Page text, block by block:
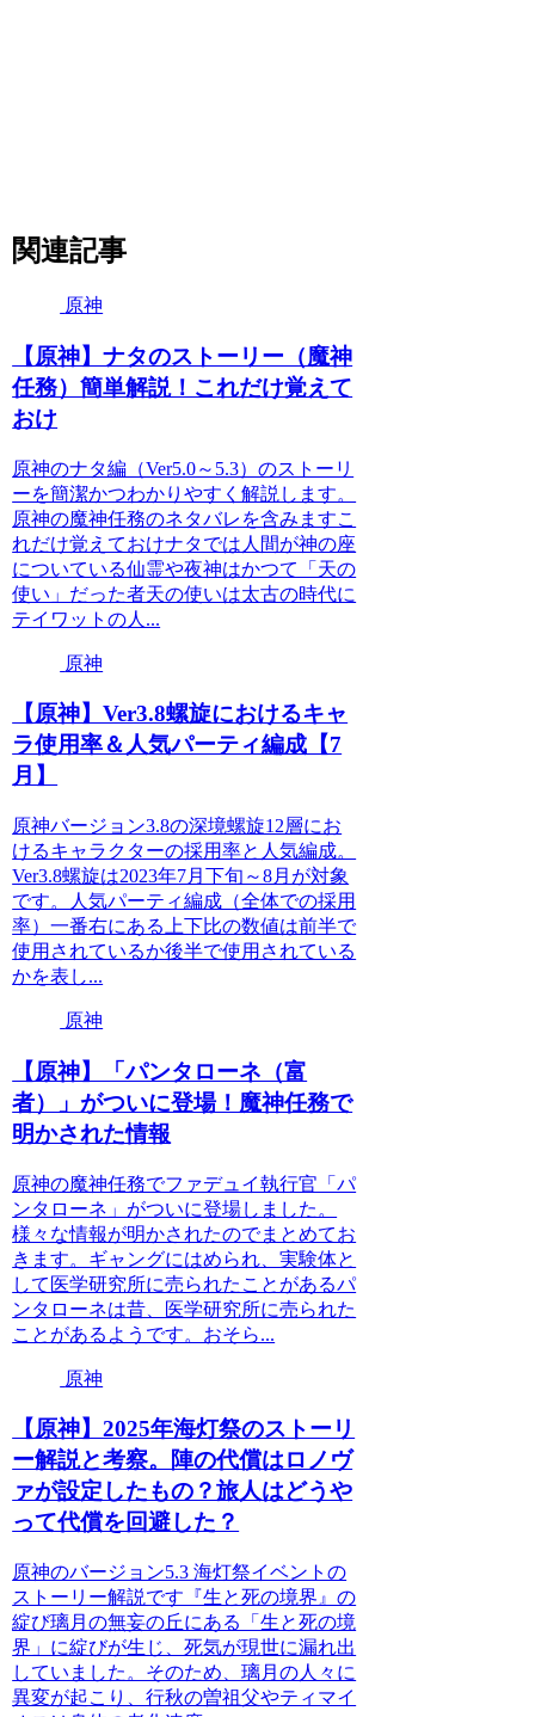
関連記事
原神
【原神】ナタのストーリー（魔神
任務）簡単解説！これだけ覚えて
おけ
原神のナタ編（Ver5.0～5.3）のストーリ
ーを簡潔かつわかりやすく解説します。
原神の魔神任務のネタバレを含みますこ
れだけ覚えておけナタでは人間が神の座
についている仙霊や夜神はかつて「天の
使い」だった者天の使いは太古の時代に
テイワットの人...
原神
【原神】Ver3.8螺旋におけるキャ
ラ使用率＆人気パーティ編成【7
月】
原神バージョン3.8の深境螺旋12層にお
けるキャラクターの採用率と人気編成。
Ver3.8螺旋は2023年7月下旬～8月が対象
です。人気パーティ編成（全体での採用
率）一番右にある上下比の数値は前半で
使用されているか後半で使用されている
かを表し...
原神
【原神】「パンタローネ（富
者）」がついに登場！魔神任務で
明かされた情報
原神の魔神任務でファデュイ執行官「パ
ンタローネ」がついに登場しました。
様々な情報が明かされたのでまとめてお
きます。ギャングにはめられ、実験体と
して医学研究所に売られたことがあるパ
ンタローネは昔、医学研究所に売られた
ことがあるようです。おそら...
原神
【原神】2025年海灯祭のストーリ
ー解説と考察。陣の代償はロノヴ
ァが設定したもの？旅人はどうや
って代償を回避した？
原神のバージョン5.3 海灯祭イベントの
ストーリー解説です『生と死の境界』の
綻び璃月の無妄の丘にある「生と死の境
界」に綻びが生じ、死気が現世に漏れ出
していました。そのため、璃月の人々に
異変が起こり、行秋の曽祖父やティマイ